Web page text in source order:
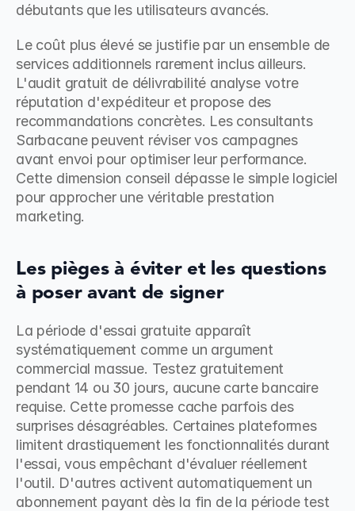
débutants que les utilisateurs avancés.
Le coût plus élevé se justifie par un ensemble de
services additionnels rarement inclus ailleurs.
L'audit gratuit de délivrabilité analyse votre
réputation d'expéditeur et propose des
recommandations concrètes. Les consultants
Sarbacane peuvent réviser vos campagnes
avant envoi pour optimiser leur performance.
Cette dimension conseil dépasse le simple logiciel
pour approcher une véritable prestation
marketing.
Les pièges à éviter et les questions
à poser avant de signer
La période d'essai gratuite apparaît
systématiquement comme un argument
commercial massue. Testez gratuitement
pendant 14 ou 30 jours, aucune carte bancaire
requise. Cette promesse cache parfois des
surprises désagréables. Certaines plateformes
limitent drastiquement les fonctionnalités durant
l'essai, vous empêchant d'évaluer réellement
l'outil. D'autres activent automatiquement un
abonnement payant dès la fin de la période test